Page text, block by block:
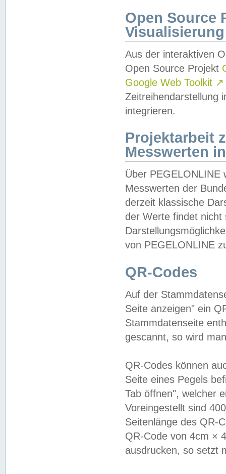
Open Source
Visualisierung
Aus der interaktiven
Open Source Projekt
Google Web Toolkit ↗
Zeitreihendarstellung
integrieren.
Projektarbeit
Messwerten
Über PEGELONLINE
Messwerten der
derzeit klassische
der Werte findet
von PEGELONLINE
QR-Codes
Auf der
Seite anzeigen" ein
Stammdatenseite
gescannt, so wird
QR-Codes können
Seite eines Pegels
Tab öffnen", welcher
Voreingestellt sind
Seitenlänge des QR-
QR-Code von 4cm ×
ausdrucken, so setzt